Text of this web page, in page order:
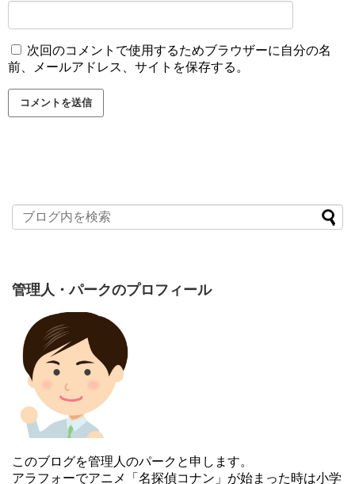
次回のコメントで使用するためブラウザーに自分の名
前、メールアドレス、サイトを保存する。
管理人・パークのプロフィール
このブログを管理人のパークと申します。
アラフォーでアニメ「名探偵コナン」が始まった時は小学